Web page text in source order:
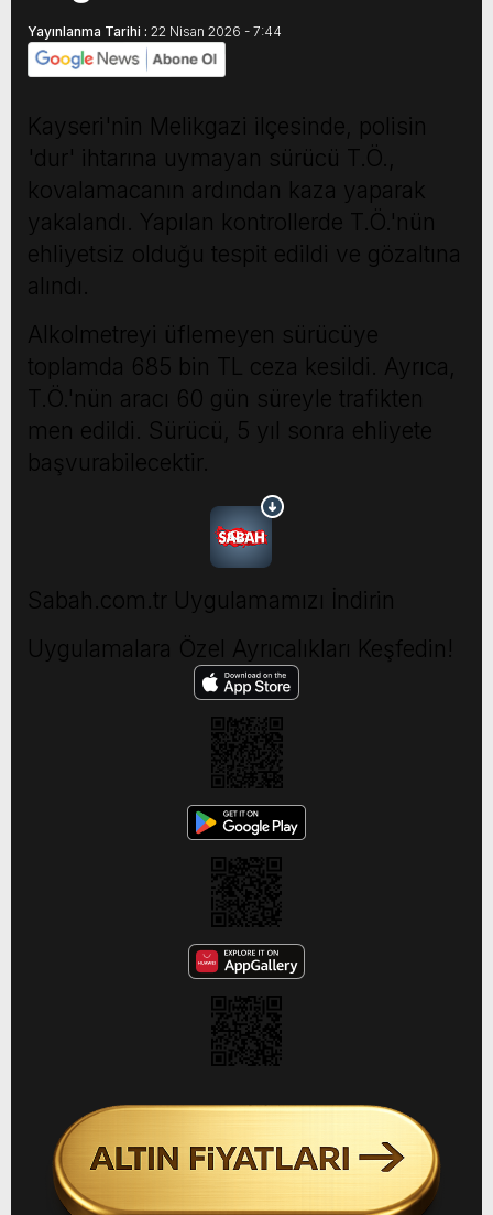
Yayınlanma Tarihi : 22 Nisan 2026 - 7:44
Kayseri'nin Melikgazi ilçesinde, polisin
'dur' ihtarına uymayan sürücü T.Ö.,
kovalamacanın ardından kaza yaparak
yakalandı. Yapılan kontrollerde T.Ö.'nün
ehliyetsiz olduğu tespit edildi ve gözaltına
alındı.
Alkolmetreyi üflemeyen sürücüye
toplamda 685 bin TL ceza kesildi. Ayrıca,
T.Ö.'nün aracı 60 gün süreyle trafikten
men edildi. Sürücü, 5 yıl sonra ehliyete
başvurabilecektir.
Sabah.com.tr Uygulamamızı İndirin
Uygulamalara Özel Ayrıcalıkları Keşfedin!